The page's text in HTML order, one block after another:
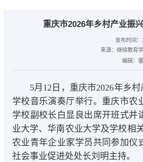
重庆市2026年乡村产业振
发布时间
来源： 继续教育
编辑：
5月12日，重庆市2026年乡
学校音乐演奏厅举行。重庆市农
学校副校长白显良出席开班式并
业大学、华南农业大学及学校相
农业青年企业家学员共同参加仪
社会事业促进处处长刘明主持。